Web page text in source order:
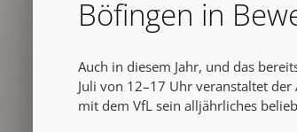
Böfingen in
Auch in diesem Jahr, und das
Juli von 12–17 Uhr veranstaltet der
mit dem VfL sein alljährliches